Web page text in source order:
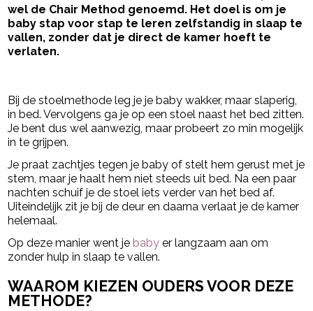
wel de Chair Method genoemd. Het doel is om je
baby stap voor stap te leren zelfstandig in slaap te
vallen, zonder dat je direct de kamer hoeft te
verlaten.
Bij de stoelmethode leg je je baby wakker, maar slaperig,
in bed. Vervolgens ga je op een stoel naast het bed zitten.
Je bent dus wel aanwezig, maar probeert zo min mogelijk
in te grijpen.
Je praat zachtjes tegen je baby of stelt hem gerust met je
stem, maar je haalt hem niet steeds uit bed. Na een paar
nachten schuif je de stoel iets verder van het bed af.
Uiteindelijk zit je bij de deur en daarna verlaat je de kamer
helemaal.
Op deze manier went je baby er langzaam aan om
zonder hulp in slaap te vallen.
WAAROM KIEZEN OUDERS VOOR DEZE
METHODE?